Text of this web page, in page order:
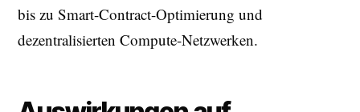
bis zu Smart-Contract-Optimierung und
dezentralisierten Compute-Netzwerken.